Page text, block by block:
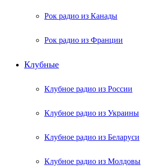
Рок радио из Канады
Рок радио из Франции
Клубные
Клубное радио из России
Клубное радио из Украины
Клубное радио из Беларуси
Клубное радио из Молдовы